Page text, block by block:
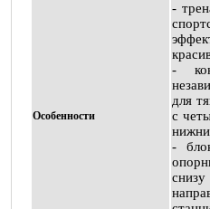
Особенности
-
-
для
с
-